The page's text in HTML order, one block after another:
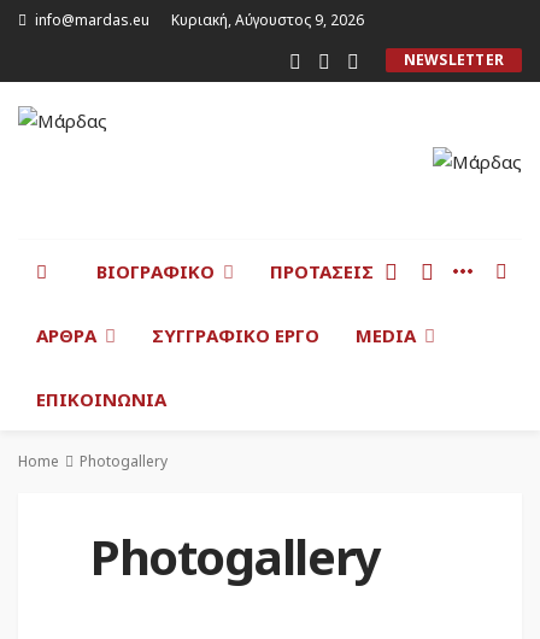
info@mardas.eu
Κυριακή, Αύγουστος 9, 2026
NEWSLETTER
ΒΙΟΓΡΑΦΙΚΌ ΠΡΟΤΆΣΕΙΣ
ΆΡΘΡΑ ΣΥΓΓΡΑΦΙΚΌ ΈΡΓΟ MEDIA
ΕΠΙΚΟΙΝΩΝΊΑ
Home Photogallery
Photogallery